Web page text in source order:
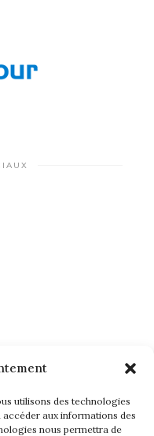
utilisons des technologies
aux informations des
nous permettra de